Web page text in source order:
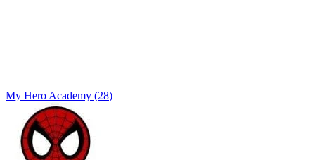
My Hero Academy (28)